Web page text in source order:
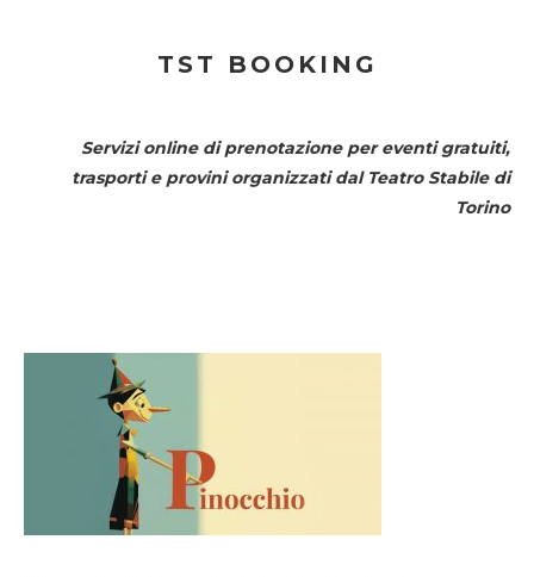
TST BOOKING
Servizi online di prenotazione per eventi gratuiti,
trasporti e provini organizzati dal Teatro Stabile di
Torino